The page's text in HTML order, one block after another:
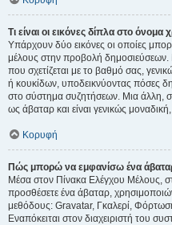
Τι είναι οι εικόνες δίπλα στο όνομα
Υπάρχουν δύο εικόνες οι οποίες
μέλους στην προβολή δημοσιεύσεων.
που σχετίζεται με το βαθμό σας,
ή κουκίδων, υποδεικνύοντας πόσες
στο σύστημα συζητήσεων. Μια άλλη,
ως άβαταρ και είναι γενικώς
Κορυφή
Πώς μπορώ να εμφανίσω ένα
Μέσα στον Πίνακα Ελέγχου Μέλους,
προσθέσετε ένα άβαταρ,
μεθόδους: Gravatar, Γκαλερί,
Εναπόκειται στον διαχειριστή του